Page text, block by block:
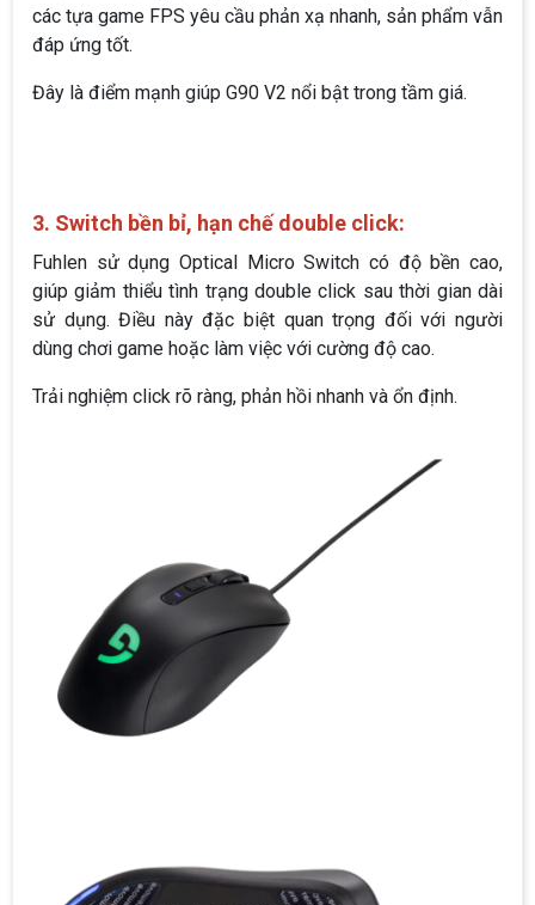
các tựa game FPS yêu cầu phản xạ nhanh, sản phẩm vẫn
đáp ứng tốt.
Đây là điểm mạnh giúp G90 V2 nổi bật trong tầm giá.
3. Switch bền bỉ, hạn chế double click:
Fuhlen sử dụng Optical Micro Switch có độ bền cao,
giúp giảm thiểu tình trạng double click sau thời gian dài
sử dụng. Điều này đặc biệt quan trọng đối với người
dùng chơi game hoặc làm việc với cường độ cao.
Trải nghiệm click rõ ràng, phản hồi nhanh và ổn định.